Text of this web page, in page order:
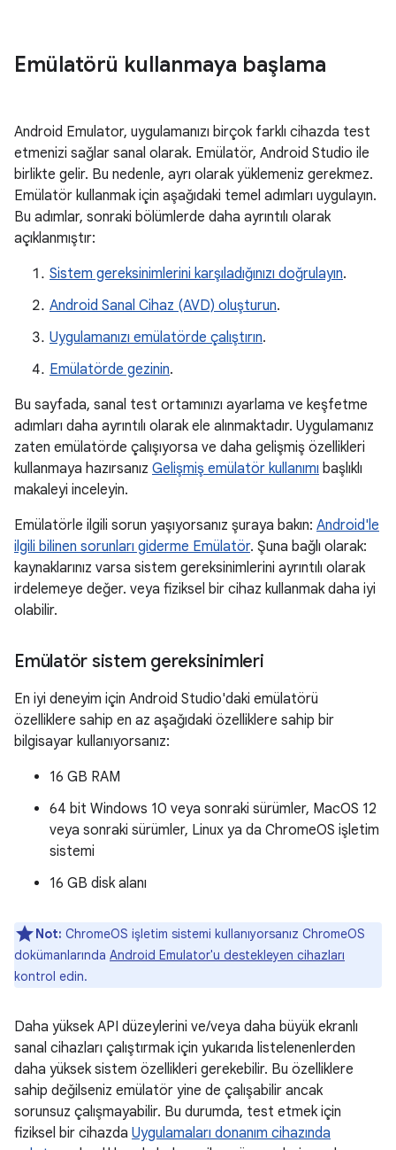
Emülatörü kullanmaya başlama
Android Emulator, uygulamanızı birçok farklı cihazda test
etmenizi sağlar sanal olarak. Emülatör, Android Studio ile
birlikte gelir. Bu nedenle, ayrı olarak yüklemeniz gerekmez.
Emülatör kullanmak için aşağıdaki temel adımları uygulayın.
Bu adımlar, sonraki bölümlerde daha ayrıntılı olarak
açıklanmıştır:
Sistem gereksinimlerini karşıladığınızı doğrulayın.
Android Sanal Cihaz (AVD) oluşturun.
Uygulamanızı emülatörde çalıştırın.
Emülatörde gezinin.
Bu sayfada, sanal test ortamınızı ayarlama ve keşfetme
adımları daha ayrıntılı olarak ele alınmaktadır. Uygulamanız
zaten emülatörde çalışıyorsa ve daha gelişmiş özellikleri
kullanmaya hazırsanız Gelişmiş emülatör kullanımı başlıklı
makaleyi inceleyin.
Emülatörle ilgili sorun yaşıyorsanız şuraya bakın: Android'le
ilgili bilinen sorunları giderme Emülatör. Şuna bağlı olarak:
kaynaklarınız varsa sistem gereksinimlerini ayrıntılı olarak
irdelemeye değer. veya fiziksel bir cihaz kullanmak daha iyi
olabilir.
Emülatör sistem gereksinimleri
En iyi deneyim için Android Studio'daki emülatörü
özelliklere sahip en az aşağıdaki özelliklere sahip bir
bilgisayar kullanıyorsanız:
16 GB RAM
64 bit Windows 10 veya sonraki sürümler, MacOS 12
veya sonraki sürümler, Linux ya da ChromeOS işletim
sistemi
16 GB disk alanı
Not: ChromeOS işletim sistemi kullanıyorsanız ChromeOS
dokümanlarında Android Emulator'u destekleyen cihazları
kontrol edin.
Daha yüksek API düzeylerini ve/veya daha büyük ekranlı
sanal cihazları çalıştırmak için yukarıda listelenenlerden
daha yüksek sistem özellikleri gerekebilir. Bu özelliklere
sahip değilseniz emülatör yine de çalışabilir ancak
sorunsuz çalışmayabilir. Bu durumda, test etmek için
fiziksel bir cihazda Uygulamaları donanım cihazında